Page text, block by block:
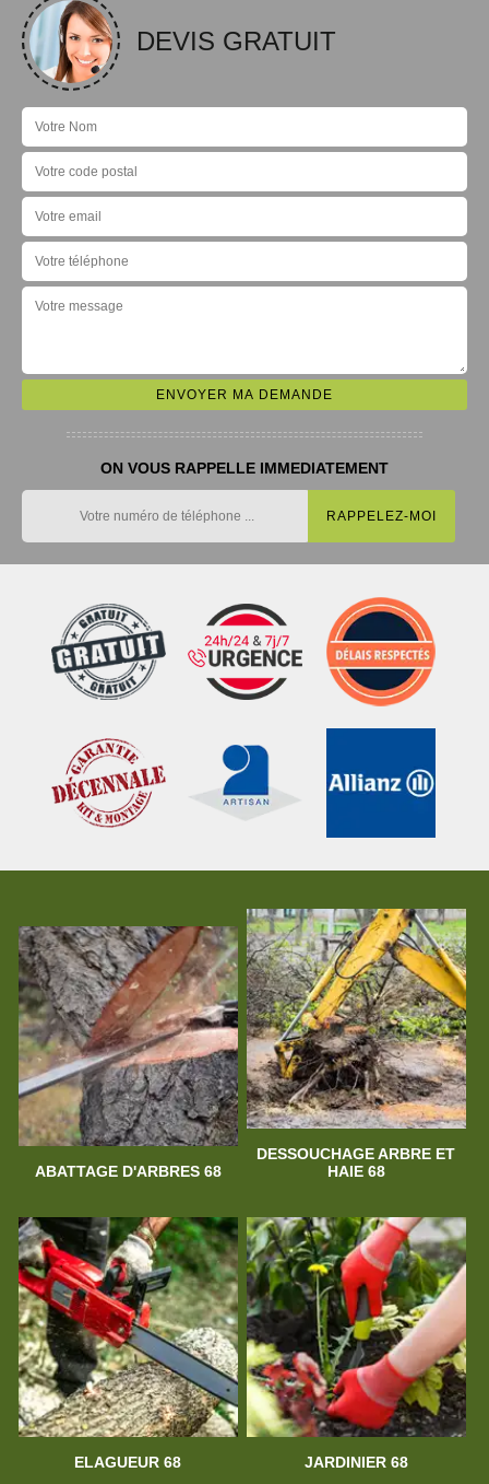
DEVIS GRATUIT
ON VOUS RAPPELLE IMMEDIATEMENT
ABATTAGE D'ARBRES 68
DESSOUCHAGE ARBRE ET
HAIE 68
ELAGUEUR 68 JARDINIER 68